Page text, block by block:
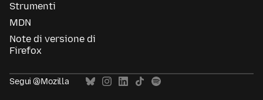
Strumenti
MDN
Note di versione di
Firefox
Segui @Mozilla